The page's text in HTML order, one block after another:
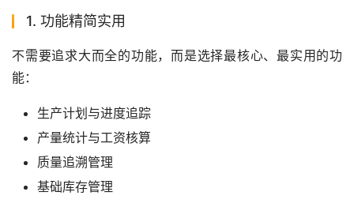
1. 功能精简实用
不需要追求大而全的功能，而是选择最核心、最实用的功
能：
生产计划与进度追踪
产量统计与工资核算
质量追溯管理
基础库存管理